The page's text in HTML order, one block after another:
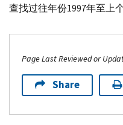
查找过往年份1997年至上
Page Last Reviewed or
Share